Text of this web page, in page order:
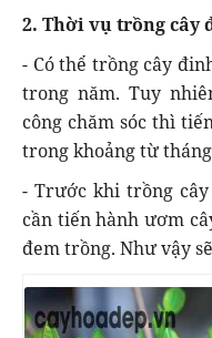
2. Thời vụ trồng cây
- Có thể trồng cây
trong năm. Tuy
công chăm sóc thì
trong khoảng từ
- Trước khi trồng
cần tiến hành ươm
đem trồng. Như vậy